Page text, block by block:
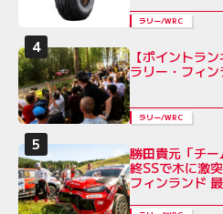
ラリー/WRC
【ポイントラ
ラリー・フィ
ラリー/WRC
勝田貴元「チ
終SSで木に激
フィンランド